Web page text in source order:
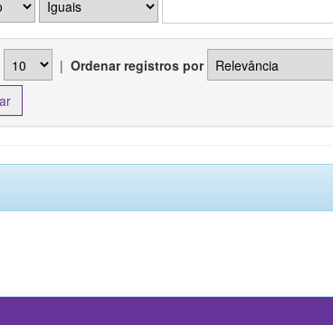
| Ordenar registros por